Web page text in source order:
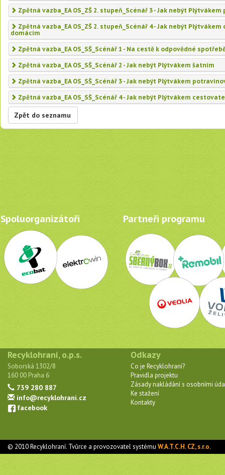
Zpětná vazba_EA OS_ZŠ 2. stupeň_Scénář 3 - Jak nebýt
Zpětná vazba_EA OS_ZŠ 2. stupeň_Scénář 4 - Jak nebýt
domácím
Zpětná vazba_EA OS_SŠ_Scénář 1 - Na cestě k odpovědné
Zpětná vazba_EA OS_SŠ_Scénář 2 - Jak nebýt Plýtvákem šatním
Zpětná vazba_EA OS_SŠ_Scénář 3 - Jak nebýt Plýtvákem
Zpětná vazba_EA OS_SŠ_Scénář 4 - Jak nebýt Plýtvákem
Zpět do seznamu
Spoluorganizátoři Partneři programu
Recyklohraní, o.p.s.
Soborská 1302/8
160 00 Praha 6
739 280 887
info@recyklohrani.cz
facebook
Odkazy
Co je Recyklohraní?
Pravidla projektu
Zásady nakládání s osobními
Ke stažení
Kontakty
© 2010 Recyklohraní. Tvůrce a provozovatel systémuW.A.T.C.H. CZ, s.r.o.